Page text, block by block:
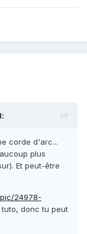
corde d'arc...
plus
Et peut-être
24978-
donc tu peut